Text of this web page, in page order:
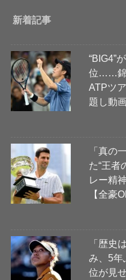
新着記事
“BIG4”
位……錦
ATPツ
題し動
「真の
た“王
レー精
【全豪
「歴史
み、5年
位が見